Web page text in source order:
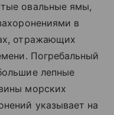
овальные ямы,
в
отражающих
Погребальный
лепные
морских
указывает на